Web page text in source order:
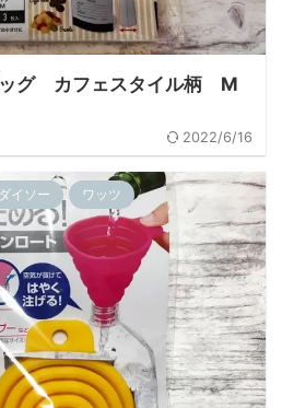
ッグ カフェスタイル柄 M
2022/6/16
ダイソー ワッツ